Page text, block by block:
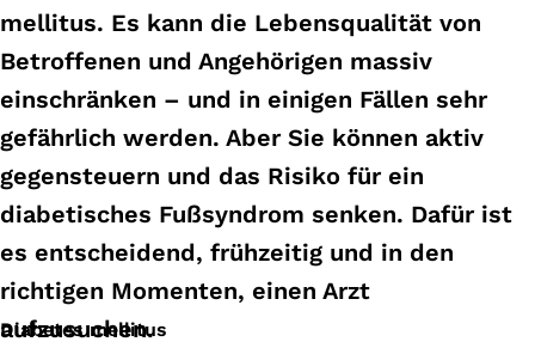
mellitus. Es kann die Lebensqualität von
Betroffenen und Angehörigen massiv
einschränken – und in einigen Fällen sehr
gefährlich werden. Aber Sie können aktiv
gegensteuern und das Risiko für ein
diabetisches Fußsyndrom senken. Dafür ist
es entscheidend, frühzeitig und in den
richtigen Momenten, einen Arzt
aufzusuchen.
Diabetes mellitus